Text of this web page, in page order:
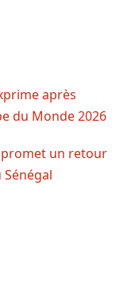
après
du Monde 2026
un retour